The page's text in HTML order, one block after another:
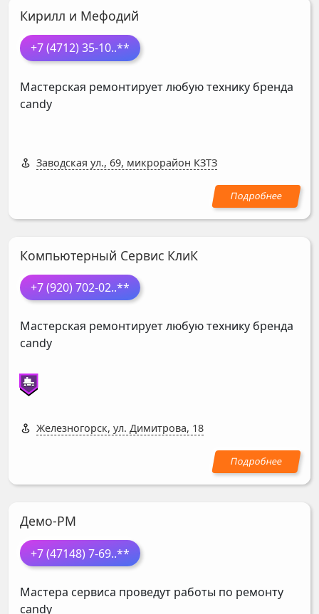
Кирилл и Мефодий
+7 (4712) 35-10..**
Мастерская ремонтирует любую технику бренда
candy
Заводская ул., 69, микрорайон КЗТЗ
Компьютерный Сервис КлиК
+7 (920) 702-02..**
Мастерская ремонтирует любую технику бренда
candy
Железногорск, ул. Димитрова, 18
Демо-РМ
+7 (47148) 7-69..**
Мастера сервиса проведут работы по ремонту
candy